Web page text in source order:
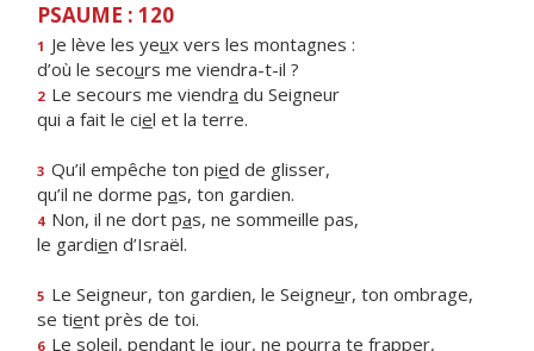
PSAUME : 120
1 Je lève les yeux vers les montagnes :
d’où le secours me viendra-t-il ?
2 Le secours me viendra du Seigneur
qui a fait le ciel et la terre.
3 Qu’il empêche ton pied de glisser,
qu’il ne dorme pas, ton gardien.
4 Non, il ne dort pas, ne sommeille pas,
le gardien d’Israël.
5 Le Seigneur, ton gardien, le Seigneur, ton ombrage,
se tient près de toi.
6 Le soleil, pendant le jour, ne pourra te frapper,